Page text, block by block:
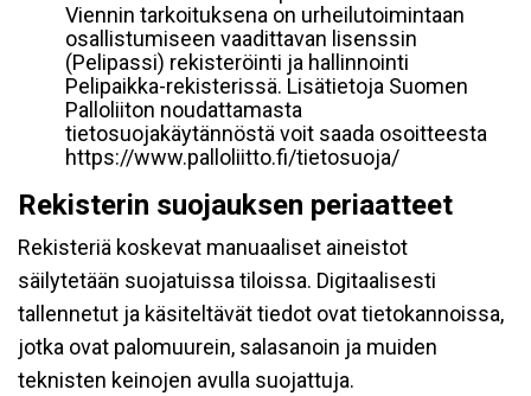
Viennin tarkoituksena on urheilutoimintaan
osallistumiseen vaadittavan lisenssin
(Pelipassi) rekisteröinti ja hallinnointi
Pelipaikka-rekisterissä. Lisätietoja Suomen
Palloliiton noudattamasta
tietosuojakäytännöstä voit saada osoitteesta
https://www.palloliitto.fi/tietosuoja/
Rekisterin suojauksen periaatteet
Rekisteriä koskevat manuaaliset aineistot
säilytetään suojatuissa tiloissa. Digitaalisesti
tallennetut ja käsiteltävät tiedot ovat tietokannoissa,
jotka ovat palomuurein, salasanoin ja muiden
teknisten keinojen avulla suojattuja.